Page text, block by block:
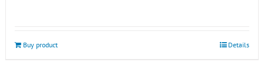
Buy product Details